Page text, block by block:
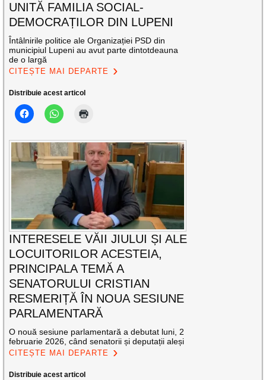
UNITĂ FAMILIA SOCIAL-
DEMOCRAȚILOR DIN LUPENI
Întâlnirile politice ale Organizației PSD din
municipiul Lupeni au avut parte dintotdeauna
de o largă
CITEȘTE MAI DEPARTE
Distribuie acest articol
INTERESELE VĂII JIULUI ȘI ALE
LOCUITORILOR ACESTEIA,
PRINCIPALA TEMĂ A
SENATORULUI CRISTIAN
RESMERIȚĂ ÎN NOUA SESIUNE
PARLAMENTARĂ
O nouă sesiune parlamentară a debutat luni, 2
februarie 2026, când senatorii și deputații aleși
CITEȘTE MAI DEPARTE
Distribuie acest articol